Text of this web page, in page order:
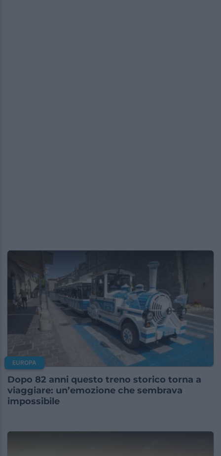
EUROPA
Dopo 82 anni questo treno storico torna a
viaggiare: un’emozione che sembrava
impossibile